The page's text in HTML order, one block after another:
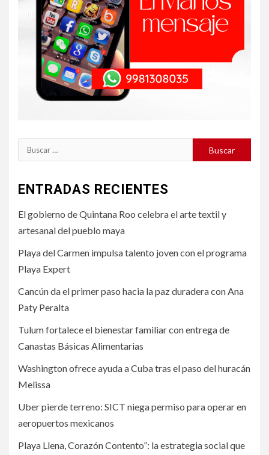
Buscar:
ENTRADAS RECIENTES
El gobierno de Quintana Roo celebra el arte textil y
artesanal del pueblo maya
Playa del Carmen impulsa talento joven con el programa
Playa Expert
Cancún da el primer paso hacia la paz duradera con Ana
Paty Peralta
Tulum fortalece el bienestar familiar con entrega de
Canastas Básicas Alimentarias
Washington ofrece ayuda a Cuba tras el paso del huracán
Melissa
Uber pierde terreno: SICT niega permiso para operar en
aeropuertos mexicanos
Playa Llena, Corazón Contento”: la estrategia social que